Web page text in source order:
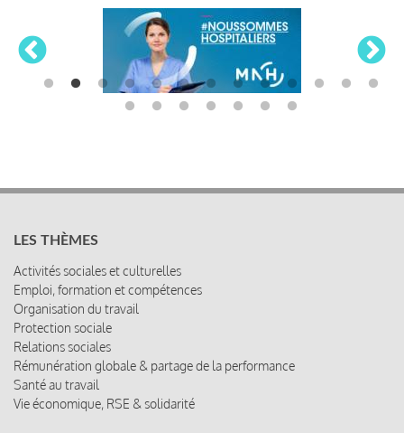
LES THÈMES
Activités sociales et culturelles
Emploi, formation et compétences
Organisation du travail
Protection sociale
Relations sociales
Rémunération globale & partage de la performance
Santé au travail
Vie économique, RSE & solidarité